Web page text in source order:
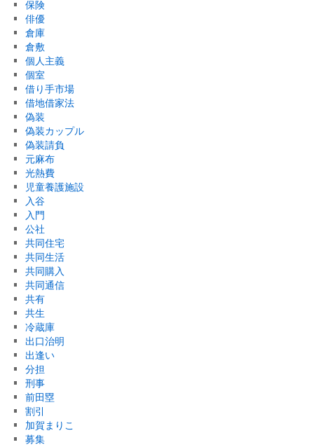
保険
俳優
倉庫
倉敷
個人主義
個室
借り手市場
借地借家法
偽装
偽装カップル
偽装請負
元麻布
光熱費
児童養護施設
入谷
入門
公社
共同住宅
共同生活
共同購入
共同通信
共有
共生
冷蔵庫
出口治明
出逢い
分担
刑事
前田塁
割引
加賀まりこ
募集